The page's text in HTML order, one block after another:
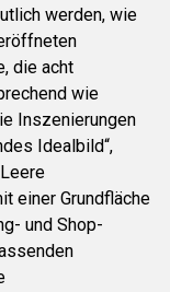
werden, wie
die acht
wie
Inszenierungen
Idealbild“,
einer Grundfläche
und Shop-